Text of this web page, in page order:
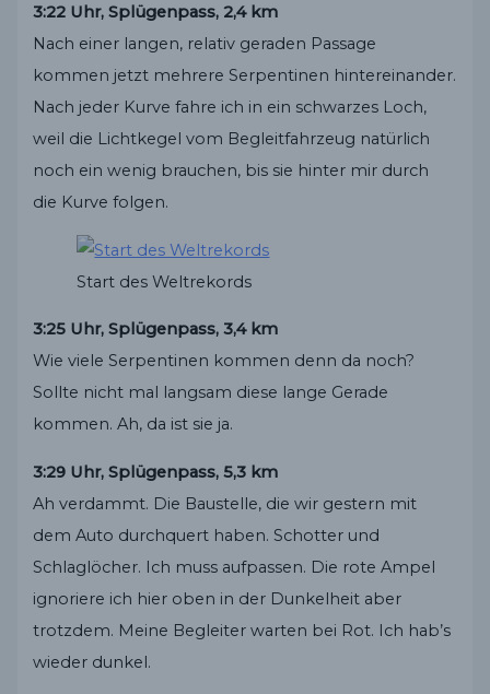
3:22 Uhr, Splügenpass, 2,4 km
Nach einer langen, relativ geraden Passage
kommen jetzt mehrere Serpentinen hintereinander.
Nach jeder Kurve fahre ich in ein schwarzes Loch,
weil die Lichtkegel vom Begleitfahrzeug natürlich
noch ein wenig brauchen, bis sie hinter mir durch
die Kurve folgen.
Start des Weltrekords
3:25 Uhr, Splügenpass, 3,4 km
Wie viele Serpentinen kommen denn da noch?
Sollte nicht mal langsam diese lange Gerade
kommen. Ah, da ist sie ja.
3:29 Uhr, Splügenpass, 5,3 km
Ah verdammt. Die Baustelle, die wir gestern mit
dem Auto durchquert haben. Schotter und
Schlaglöcher. Ich muss aufpassen. Die rote Ampel
ignoriere ich hier oben in der Dunkelheit aber
trotzdem. Meine Begleiter warten bei Rot. Ich hab’s
wieder dunkel.